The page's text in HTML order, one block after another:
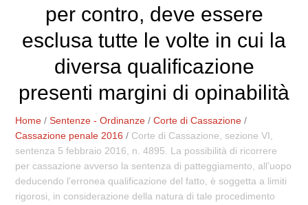
per contro, deve essere
esclusa tutte le volte in cui la
diversa qualificazione
presenti margini di opinabilità
Home /Sentenze - Ordinanze /Corte di Cassazione /
Cassazione penale 2016 / Corte di Cassazione, sezione VI,
sentenza 5 febbraio 2016, n. 4895. La possibilità di ricorrere
per cassazione avverso la sentenza di patteggiamento, all’uopo
deducendo l’erronea qualificazione del fatto, è soggetta a limiti
rigorosi, in considerazione della natura di tale procedimento